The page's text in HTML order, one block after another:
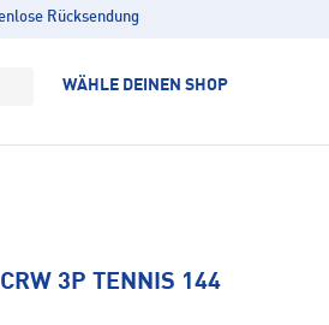
Rücksendung
WÄHLE DEINEN SHOP
3P TENNIS 144